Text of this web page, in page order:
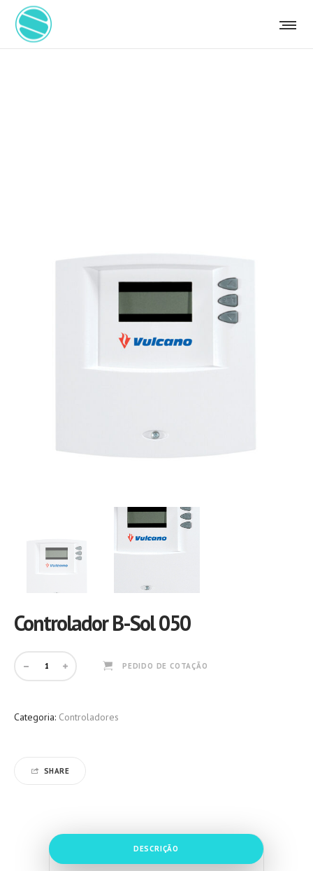
Controlador B-Sol 050
PEDIDO DE COTAÇÃO
Categoria: Controladores
SHARE
DESCRIÇÃO